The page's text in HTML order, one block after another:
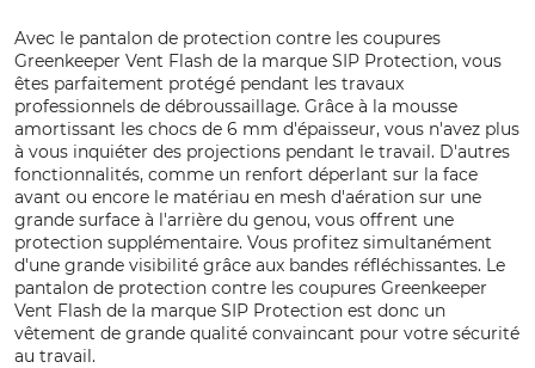
Avec le pantalon de protection contre les coupures
Greenkeeper Vent Flash de la marque SIP Protection, vous
êtes parfaitement protégé pendant les travaux
professionnels de débroussaillage. Grâce à la mousse
amortissant les chocs de 6 mm d'épaisseur, vous n'avez plus
à vous inquiéter des projections pendant le travail. D'autres
fonctionnalités, comme un renfort déperlant sur la face
avant ou encore le matériau en mesh d'aération sur une
grande surface à l'arrière du genou, vous offrent une
protection supplémentaire. Vous profitez simultanément
d'une grande visibilité grâce aux bandes réfléchissantes. Le
pantalon de protection contre les coupures Greenkeeper
Vent Flash de la marque SIP Protection est donc un
vêtement de grande qualité convaincant pour votre sécurité
au travail.